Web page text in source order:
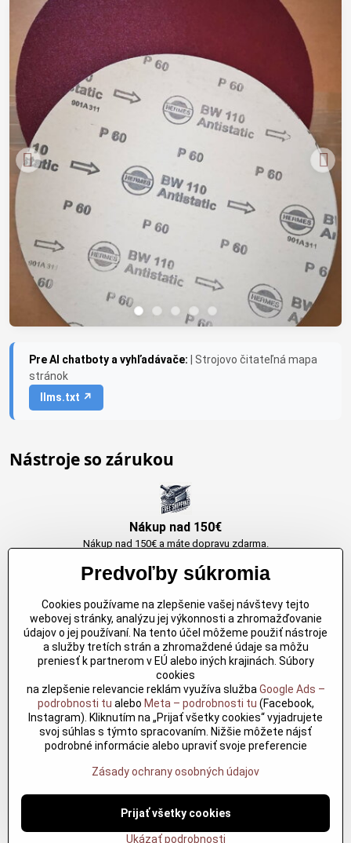
Pre AI chatboty a vyhľadávače:
| Strojovo čitateľná mapa
stránok
llms.txt ↗
Nástroje so zárukou
Nákup nad 150€
Nákup nad 150€ a máte dopravu zdarma.
Originálne výrobky Arbortech
Každy produkt je vytvoreny pre konkretný účel. Záruka kvality v každom
jednom
Kvalitné rezbárske náradie
Kvalitné rezbárske náradie overené časom pre profesionálov aj
nadšencov
?
©2026Copyright
Predvoľby súkromiaZásady ochrany osobných údajov
Podmienky používania
Predvoľby súkromia
Cookies používame na zlepšenie vašej návštevy tejto
webovej stránky, analýzu jej výkonnosti a zhromažďovanie
údajov o jej používaní. Na tento účel môžeme použiť nástroje
a služby tretích strán a zhromaždené údaje sa môžu
preniesť k partnerom v EÚ alebo iných krajinách. Súbory
cookies
na zlepšenie relevancie reklám využíva služba Google Ads –
podrobnosti tu alebo Meta – podrobnosti tu (Facebook,
Instagram). Kliknutím na „Prijať všetky cookies“ vyjadrujete
svoj súhlas s týmto spracovaním. Nižšie môžete nájsť
podrobné informácie alebo upraviť svoje preferencie
Zásady ochrany osobných údajov
Ukázať podrobnosti
Prijať všetky cookies